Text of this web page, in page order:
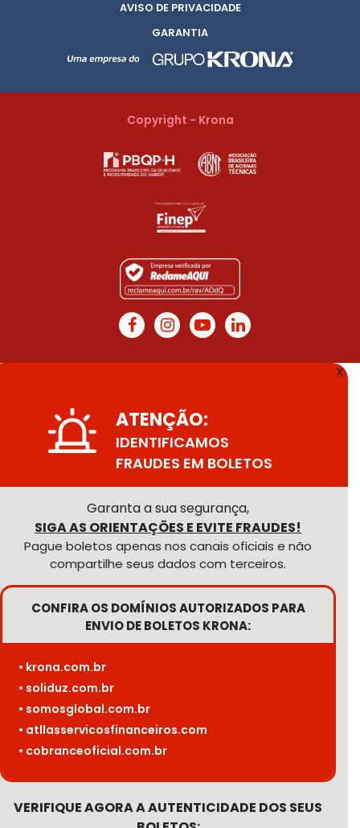
AVISO DE PRIVACIDADE
GARANTIA
Copyright - Krona
X
ATENÇÃO:
IDENTIFICAMOS
FRAUDES EM BOLETOS
Garanta a sua segurança,
SIGA AS ORIENTAÇÕES E EVITE FRAUDES!
Pague boletos apenas nos canais oficiais e não
compartilhe seus dados com terceiros.
CONFIRA OS DOMÍNIOS AUTORIZADOS PARA
ENVIO DE BOLETOS KRONA:
• krona.com.br
• soliduz.com.br
• somosglobal.com.br
• atllasservicosfinanceiros.com
• cobranceoficial.com.br
VERIFIQUE AGORA A AUTENTICIDADE DOS SEUS